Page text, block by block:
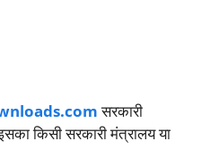
सरकारी
किसी सरकारी मंत्रालय या